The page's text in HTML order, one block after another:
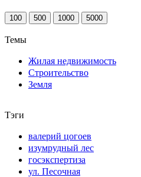
100 500 1000 5000
Темы
Жилая недвижимость
Строительство
Земля
Тэги
валерий цогоев
изумрудный лес
госэкспертиза
ул. Песочная